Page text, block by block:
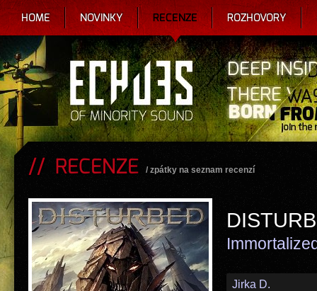
HOME NOVINKY RECENZE ROZHOVORY
RECENZE / zpátky na seznam recenzí
Jirka D.